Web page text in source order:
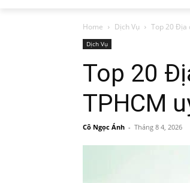
Home Dịch Vụ Top 20 Địa
Dịch Vụ
Top 20
TPHCM
Cô Ngọc Ánh - Tháng 8 4, 2026